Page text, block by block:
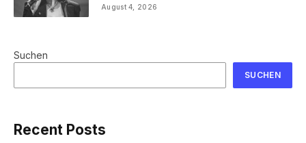
August 4, 2026
Suchen
SUCHEN
Recent Posts